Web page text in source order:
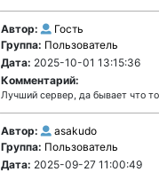
Автор:
Гость
Группа: Пользователь
Дата: 2025-10-01 13:15:36
Комментарий:
Лучший сервер, да бывает что
Автор:
asakudo
Группа: Пользователь
Дата: 2025-09-27 11:00:49